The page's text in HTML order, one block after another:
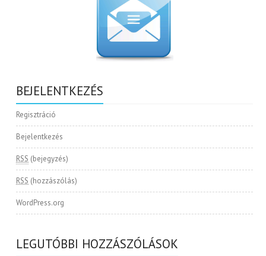
BEJELENTKEZÉS
Regisztráció
Bejelentkezés
RSS (bejegyzés)
RSS (hozzászólás)
WordPress.org
LEGUTÓBBI HOZZÁSZÓLÁSOK